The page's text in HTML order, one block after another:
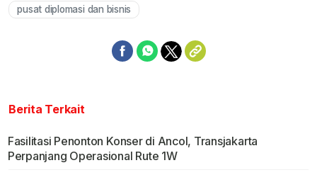
pusat diplomasi dan bisnis
Berita Terkait
Fasilitasi Penonton Konser di Ancol, Transjakarta
Perpanjang Operasional Rute 1W